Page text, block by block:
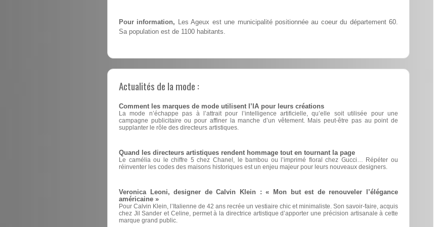
Pour information, Les Ageux est une municipalité positionnée au coeur du département 60.
Sa population est de 1100 habitants.
Actualités de la mode :
Comment les marques de mode utilisent l’IA pour leurs créations
La mode n’échappe pas à l’attrait pour l’intelligence artificielle, qu’elle soit utilisée pour une
campagne publicitaire ou pour affiner la manche d’un vêtement. Mais peut-être pas au point de
supplanter le rôle des directeurs artistiques.
Quand les directeurs artistiques rendent hommage tout en tournant la page
Le camélia ou le chiffre 5 chez Chanel, le bambou ou l’imprimé floral chez Gucci… Répéter ou
réinventer les codes des maisons historiques est un enjeu majeur pour leurs nouveaux designers.
Veronica Leoni, designer de Calvin Klein : « Mon but est de renouveler l’élégance
américaine »
Pour Calvin Klein, l’Italienne de 42 ans recrée un vestiaire chic et minimaliste. Son savoir-faire, acquis
chez Jil Sander et Celine, permet à la directrice artistique d’apporter une précision artisanale à cette
marque grand public.